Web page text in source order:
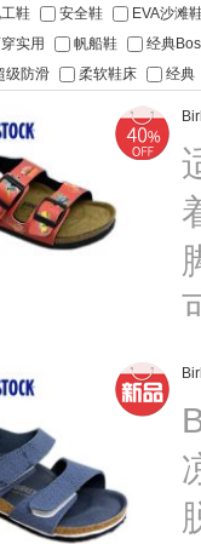
鞋 安全鞋
EVA沙滩
实用 帆船鞋
经典
级防滑 柔软鞋床 经典